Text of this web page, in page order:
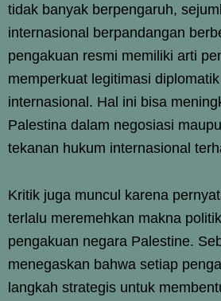
tidak banyak berpengaruh,
internasional berpandangan
pengakuan resmi memiliki arti
memperkuat legitimasi
internasional. Hal ini bisa
Palestina dalam negosiasi
tekanan hukum internasional
Kritik juga muncul karena
terlalu meremehkan makna
pengakuan negara Palestine.
menegaskan bahwa setiap
langkah strategis untuk